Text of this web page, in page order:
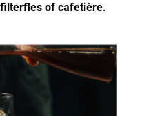
of cafetière.